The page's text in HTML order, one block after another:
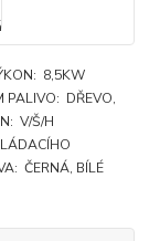
8,5KW
PALIVO: DŘEVO,
V/Š/H
ČERNÁ, BÍLÉ